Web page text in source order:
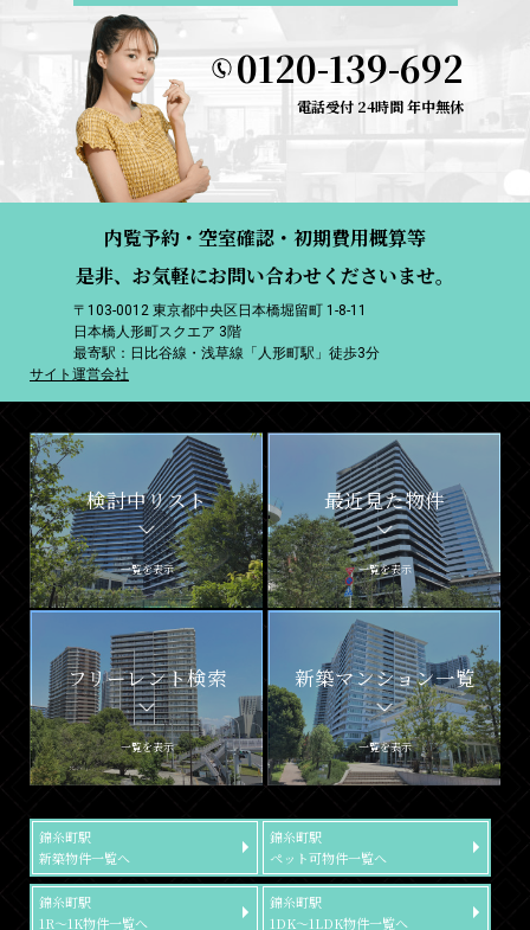
0120-139-692
電話受付 24時間 年中無休
内覧予約・空室確認・初期費用概算等
是非、お気軽にお問い合わせくださいませ。
〒103-0012 東京都中央区日本橋堀留町 1-8-11
日本橋人形町スクエア 3階
最寄駅：日比谷線・浅草線「人形町駅」徒歩3分
サイト運営会社
検討中リスト
一覧を表示
最近見た物件
一覧を表示
フリーレント検索
一覧を表示
新築マンション一覧
一覧を表示
錦糸町駅
新築物件一覧へ
錦糸町駅
ペット可物件一覧へ
錦糸町駅
1R～1K物件一覧へ
錦糸町駅
1DK～1LDK物件一覧へ